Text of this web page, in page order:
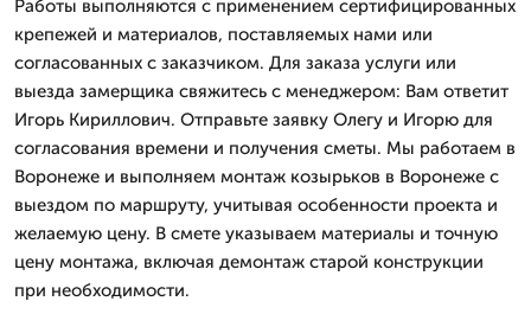
Работы выполняются с применением сертифицированных
крепежей и материалов, поставляемых нами или
согласованных с заказчиком. Для заказа услуги или
выезда замерщика свяжитесь с менеджером: Вам ответит
Игорь Кириллович. Отправьте заявку Олегу и Игорю для
согласования времени и получения сметы. Мы работаем в
Воронеже и выполняем монтаж козырьков в Воронеже с
выездом по маршруту, учитывая особенности проекта и
желаемую цену. В смете указываем материалы и точную
цену монтажа, включая демонтаж старой конструкции
при необходимости.